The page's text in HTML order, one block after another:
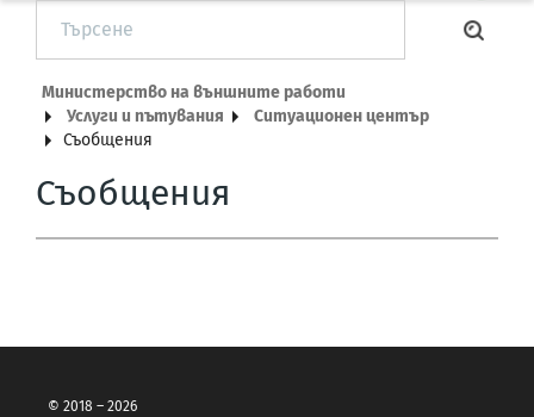
Министерство на външните работи
Услуги и пътувания
Ситуационен център
Съобщения
Съобщения
© 2018 – 2026